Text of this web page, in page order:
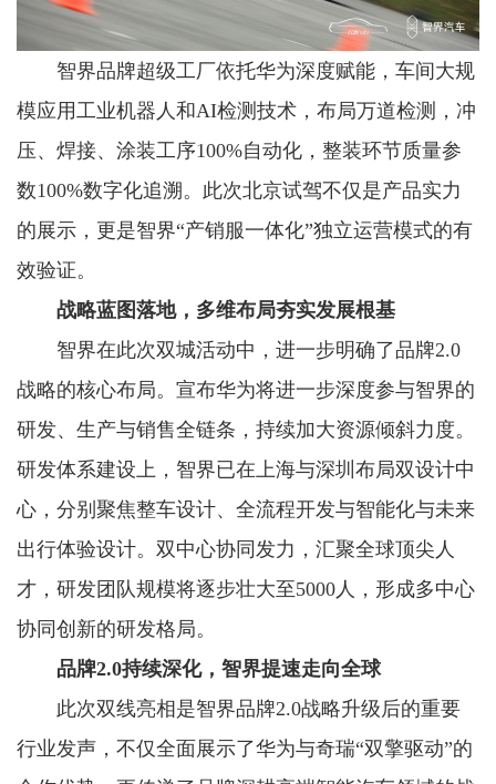
智界品牌超级工厂依托华为深度赋能，车间大规
模应用工业机器人和AI检测技术，布局万道检测，冲
压、焊接、涂装工序100%自动化，整装环节质量参
数100%数字化追溯。此次北京试驾不仅是产品实力
的展示，更是智界“产销服一体化”独立运营模式的有
效验证。
战略蓝图落地，多维布局夯实发展根基
智界在此次双城活动中，进一步明确了品牌2.0
战略的核心布局。宣布华为将进一步深度参与智界的
研发、生产与销售全链条，持续加大资源倾斜力度。
研发体系建设上，智界已在上海与深圳布局双设计中
心，分别聚焦整车设计、全流程开发与智能化与未来
出行体验设计。双中心协同发力，汇聚全球顶尖人
才，研发团队规模将逐步壮大至5000人，形成多中心
协同创新的研发格局。
品牌2.0持续深化，智界提速走向全球
此次双线亮相是智界品牌2.0战略升级后的重要
行业发声，不仅全面展示了华为与奇瑞“双擎驱动”的